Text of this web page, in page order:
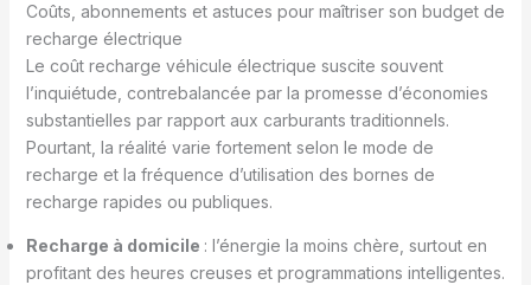
Coûts, abonnements et astuces pour maîtriser son budget de
recharge électrique
Le coût recharge véhicule électrique suscite souvent
l’inquiétude, contrebalancée par la promesse d’économies
substantielles par rapport aux carburants traditionnels.
Pourtant, la réalité varie fortement selon le mode de
recharge et la fréquence d’utilisation des bornes de
recharge rapides ou publiques.
Recharge à domicile : l’énergie la moins chère, surtout en
profitant des heures creuses et programmations intelligentes.